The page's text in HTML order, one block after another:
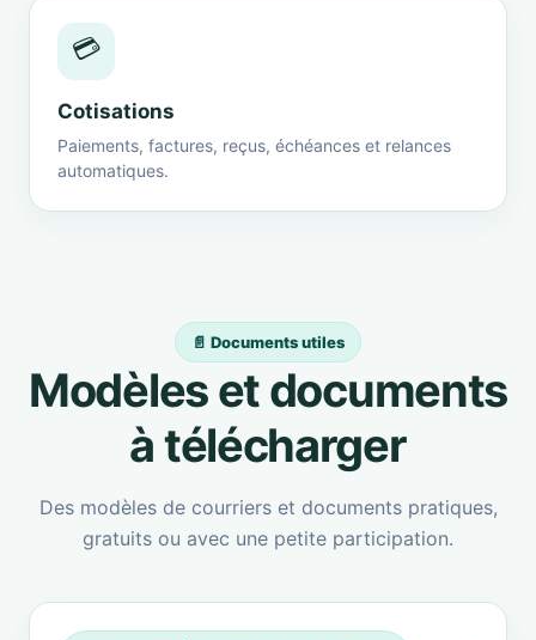
💳
Cotisations
Paiements, factures, reçus, échéances et relances
automatiques.
📄 Documents utiles
Modèles et documents
à télécharger
Des modèles de courriers et documents pratiques,
gratuits ou avec une petite participation.